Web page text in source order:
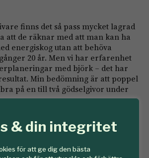
& din integritet
för att ge dig den bästa
finns det så pass mycket lagrad
att de räknar med att man kan ha
energiskog utan att behöva
20 år. Men vi har erfarenhet
med björk – det har
Min bedömning är att poppel
på en till två gödselgivor under
motsvarat dina förväntningar?
hur vi skulle säkerställa
gått bättre än vi trott. Nu hägnar